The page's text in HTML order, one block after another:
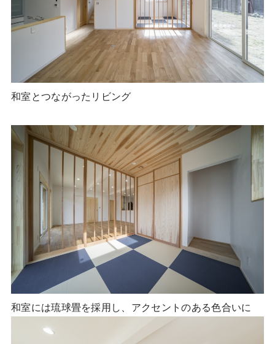
和室とつながったリビング
和室には琉球畳を採用し、アクセントのある色合いに